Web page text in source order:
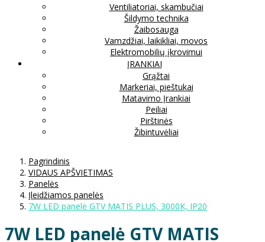
Ventiliatoriai, skambučiai
Šildymo technika
Žaibosauga
Vamzdžiai, laikikliai, movos
Elektromobilių įkrovimui
ĮRANKIAI
Grąžtai
Markeriai, pieštukai
Matavimo Įrankiai
Peiliai
Pirštinės
Žibintuvėliai
Pagrindinis
VIDAUS APŠVIETIMAS
Panelės
Įleidžiamos panelės
7W LED panelė GTV MATIS PLUS, 3000K, IP20
7W LED panelė GTV MATIS